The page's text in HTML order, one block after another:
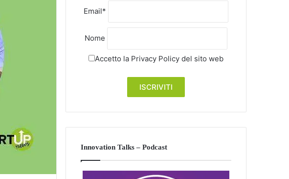
Email*
Nome
Accetto la Privacy Policy del sito web
Innovation Talks – Podcast